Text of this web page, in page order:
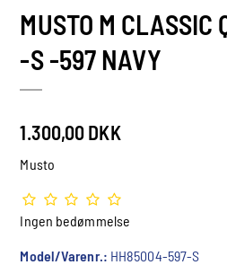
MUSTO M CLASSIC
-S -597 NAVY
1.300,00 DKK
Musto
Ingen bedømmelse
Model/Varenr.: HH85004-597-S